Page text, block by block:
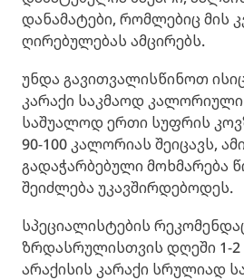
დანამატები, რომლებიც მის
ღირებულებას ამცირებს.
უნდა გავითვალისწინოთ
კარაქი საკმაოდ
საშუალოდ ერთი სუფრის
90-100 კალორიას შეიცავს,
გადაჭარბებული მოხმარება
შეიძლება უკავშირდებოდეს.
სპეციალისტების
ზრდასრულისთვის დღეში 1-2
არაქისის კარაქი სრულიად